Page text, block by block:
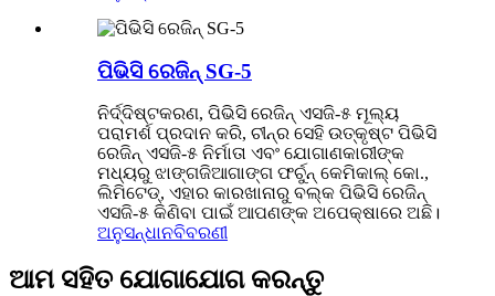
ପିଭିସି ରେଜିନ୍ SG-5
ନିର୍ଦ୍ଦିଷ୍ଟକରଣ, ପିଭିସି ରେଜିନ୍ ଏସଜି-୫ ମୂଲ୍ୟ
ପରାମର୍ଶ ପ୍ରଦାନ କରି, ଚୀନ୍‌ର ସେହି ଉତ୍କୃଷ୍ଟ ପିଭିସି
ରେଜିନ୍ ଏସଜି-୫ ନିର୍ମାତା ଏବଂ ଯୋଗାଣକାରୀଙ୍କ
ମଧ୍ୟରୁ ଝାଙ୍ଗଜିଆଗାଙ୍ଗ ଫର୍ଚୁନ୍ କେମିକାଲ୍ କୋ.,
ଲିମିଟେଡ୍, ଏହାର କାରଖାନାରୁ ବଲ୍କ ପିଭିସି ରେଜିନ୍
ଏସଜି-୫ କିଣିବା ପାଇଁ ଆପଣଙ୍କ ଅପେକ୍ଷାରେ ଅଛି।
ଅନୁସନ୍ଧାନବିବରଣୀ
ଆମ ସହିତ ଯୋଗାଯୋଗ କରନ୍ତୁ